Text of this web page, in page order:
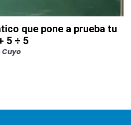
que pone a prueba tu
5 ÷ 5
Cuyo